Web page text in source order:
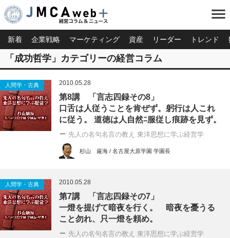
menu
新着 企業戦略 マーケティング 資産 リーダー トレンド
「成功哲学」カテゴリーの経営コラム
人間学・古典 2010.05.28
第8講 「言志四録その8」
口舌は人従うことを肯ぜず。躬行は人これ
に従う。 道徳は人自然ﾆ服従し痕跡を見ず。
先人の名句名言の教え 東洋思想に学ぶ経営学
杉山 厳海 / 名古屋大原学園 学園長
人間学・古典 2010.05.28
第7講 「言志四録その7」
一燈を提げて暗夜を行く。 暗夜を憂うる
こと勿れ、只一燈を頼め。
先人の名句名言の教え 東洋思想に学ぶ経営学